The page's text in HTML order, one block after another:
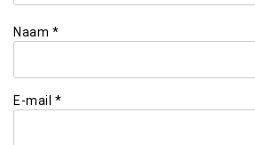
Naam *
E-mail *